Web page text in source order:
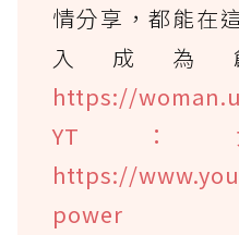
情分享，都能在
入成為
https://
YT：
https://
power